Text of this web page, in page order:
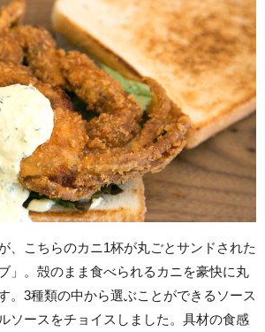
、こちらのカニ1杯が丸ごとサンドされた
」。殻のまま食べられるカニを豪快に丸
。3種類の中から選ぶことができるソース
ソースをチョイスしました。具材の食感